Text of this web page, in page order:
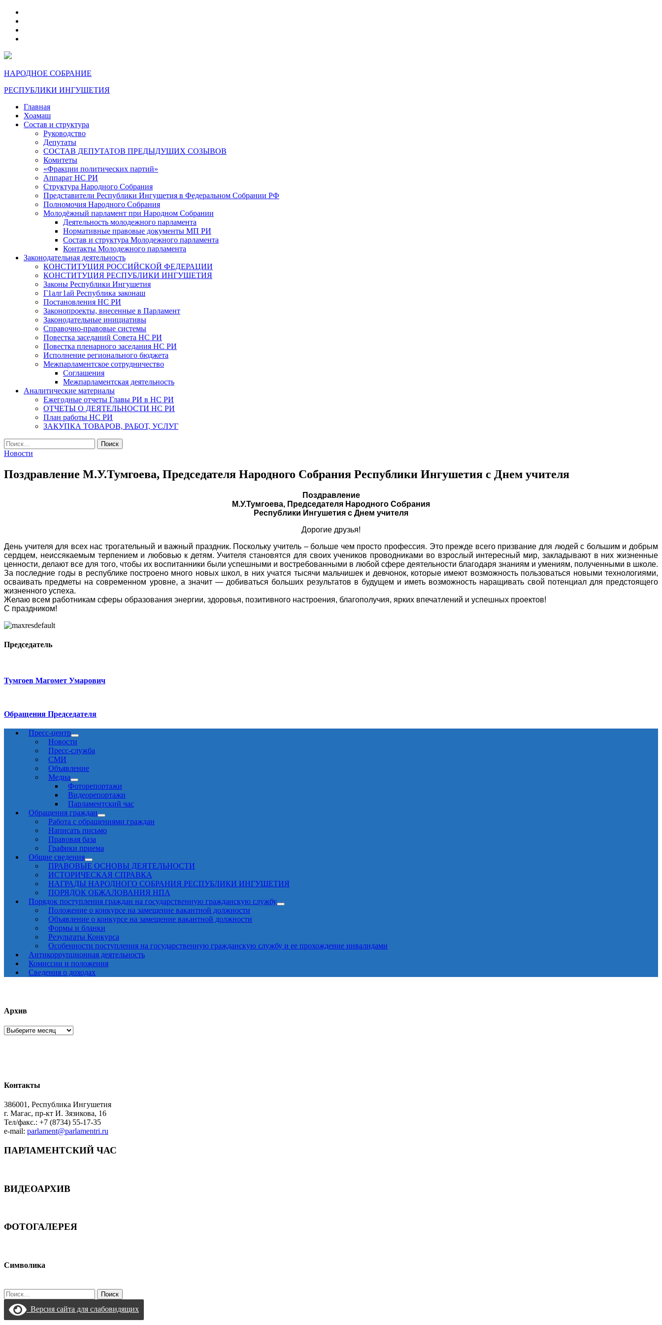
НАРОДНОЕ СОБРАНИЕ
РЕСПУБЛИКИ ИНГУШЕТИЯ
Главная
Хоамаш
Состав и структура
Руководство
Депутаты
СОСТАВ ДЕПУТАТОВ ПРЕДЫДУЩИХ СОЗЫВОВ
Комитеты
«Фракции политических партий»
Аппарат НС РИ
Структура Народного Собрания
Представители Республики Ингушетия в Федеральном Собрании РФ
Полномочия Народного Собрания
Молодёжный парламент при Народном Собрании
Деятельность молодежного парламента
Нормативные правовые документы МП РИ
Состав и структура Молодежного парламента
Контакты Молодежного парламента
Законодательная деятельность
КОНСТИТУЦИЯ РОССИЙСКОЙ ФЕДЕРАЦИИ
КОНСТИТУЦИЯ РЕСПУБЛИКИ ИНГУШЕТИЯ
Законы Республики Ингушетия
Г1алг1ай Республика законаш
Постановления НС РИ
Законопроекты, внесенные в Парламент
Законодательные инициативы
Справочно-правовые системы
Повестка заседаний Совета НС РИ
Повестка пленарного заседания НС РИ
Исполнение регионального бюджета
Межпарламентское сотрудничество
Соглашения
Межпарламентская деятельность
Аналитические материалы
Ежегодные отчеты Главы РИ в НС РИ
ОТЧЕТЫ О ДЕЯТЕЛЬНОСТИ НС РИ
План работы НС РИ
ЗАКУПКА ТОВАРОВ, РАБОТ, УСЛУГ
Найти:
Новости
Поздравление М.У.Тумгоева, Председателя Народного Собрания Республики Ингушетия с Днем учителя
Поздравление
М.У.Тумгоева, Председателя Народного Собрания
Республики Ингушетия с Днем учителя
Дорогие друзья!
День учителя для всех нас трогательный и важный праздник. Поскольку учитель – больше чем просто профессия. Это прежде всего призвание для людей с большим и добрым
сердцем, неиссякаемым терпением и любовью к детям. Учителя становятся для своих учеников проводниками во взрослый интересный мир, закладывают в них жизненные
ценности, делают все для того, чтобы их воспитанники были успешными и востребованными в любой сфере деятельности благодаря знаниям и умениям, полученными в школе.
За последние годы в республике построено много новых школ, в них учатся тысячи мальчишек и девчонок, которые имеют возможность пользоваться новыми технологиями,
осваивать предметы на современном уровне, а значит — добиваться больших результатов в будущем и иметь возможность наращивать свой потенциал для предстоящего
жизненного успеха.
Желаю всем работникам сферы образования энергии, здоровья, позитивного настроения, благополучия, ярких впечатлений и успешных проектов!
С праздником!
Председатель
Тумгоев Магомет Умарович
Обращения Председателя
Пресс-центр
Новости
Пресс-служба
СМИ
Объявление
Медиа
Фоторепортажи
Видеорепортажи
Парламентский час
Обращения граждан
Работа с обращениями граждан
Написать письмо
Правовая база
Графики приема
Общие сведения
ПРАВОВЫЕ ОСНОВЫ ДЕЯТЕЛЬНОСТИ
ИСТОРИЧЕСКАЯ СПРАВКА
НАГРАДЫ НАРОДНОГО СОБРАНИЯ РЕСПУБЛИКИ ИНГУШЕТИЯ
ПОРЯДОК ОБЖАЛОВАНИЯ НПА
Порядок поступления граждан на государственную гражданскую службу
Положение о конкурсе на замещение вакантной должности
Объявление о конкурсе на замещение вакантной должности
Формы и бланки
Результаты Конкурса
Особенности поступления на государственную гражданскую службу и ее прохождение инвалидами
Антикоррупционная деятельность
Комиссии и положения
Сведения о доходах
Архив
Архив
Контакты
386001, Республика Ингушетия
г. Магас, пр-кт И. Зязикова, 16
Тел/факс.: +7 (8734) 55-17-35
e-mail: parlament@parlamentri.ru
ПАРЛАМЕНТСКИЙ ЧАС
ВИДЕОАРХИВ
ФОТОГАЛЕРЕЯ
Символика
Найти:
Версия сайта для слабовидящих